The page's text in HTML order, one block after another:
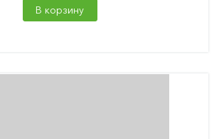
В корзину